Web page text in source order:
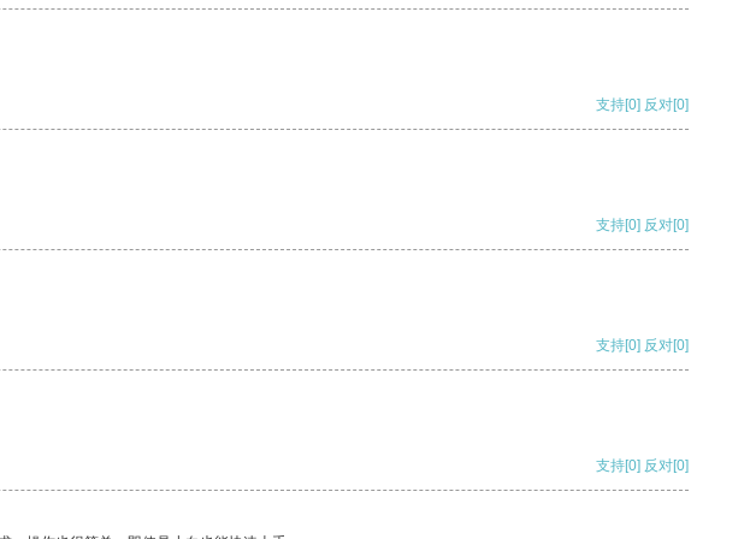
支持[0] 反对[0]
支持[0] 反对[0]
支持[0] 反对[0]
支持[0] 反对[0]